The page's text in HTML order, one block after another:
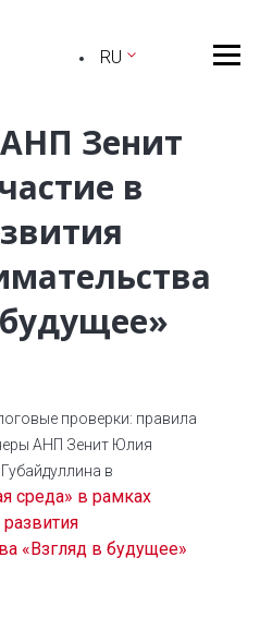
RU
Зенит
в
проверки: правила
АНП Зенит Юлия
в
среда» в рамках
«Взгляд в будущее»